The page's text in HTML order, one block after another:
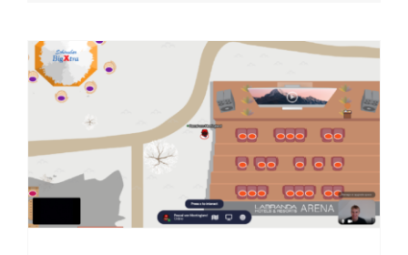
Virtueller Kundenanlass
– Ein Praxisbeispiel mit
individuellen
Anpassungen und Logos